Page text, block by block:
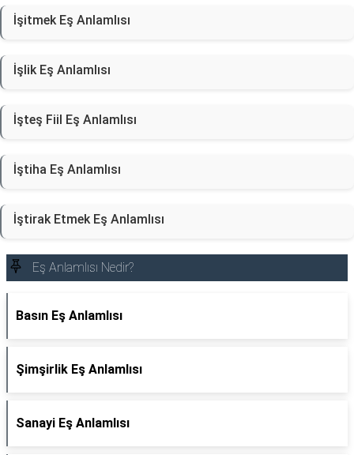
İşitmek Eş Anlamlısı
İşlik Eş Anlamlısı
İşteş Fiil Eş Anlamlısı
İştiha Eş Anlamlısı
İştirak Etmek Eş Anlamlısı
Eş Anlamlısı Nedir?
Basın Eş Anlamlısı
Şimşirlik Eş Anlamlısı
Sanayi Eş Anlamlısı